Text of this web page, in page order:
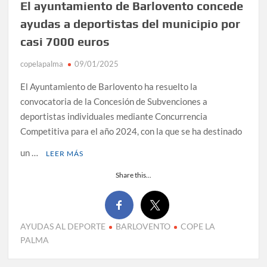
El ayuntamiento de Barlovento concede
ayudas a deportistas del municipio por
casi 7000 euros
copelapalma 09/01/2025
El Ayuntamiento de Barlovento ha resuelto la
convocatoria de la Concesión de Subvenciones a
deportistas individuales mediante Concurrencia
Competitiva para el año 2024, con la que se ha destinado
un …
LEER MÁS
Share this...
AYUDAS AL DEPORTE BARLOVENTO
COPE LA
PALMA